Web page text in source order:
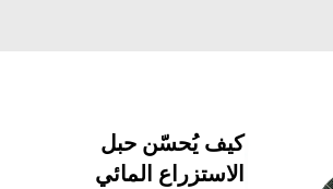
كيف يُحسّن حبل
الاستزراع المائي